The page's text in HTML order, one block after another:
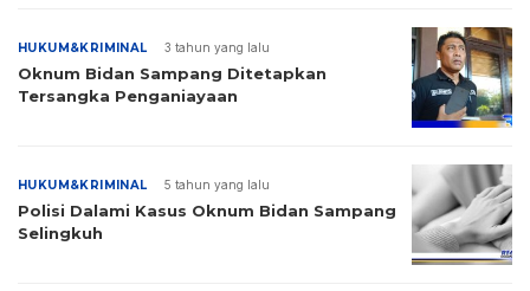
HUKUM&KRIMINAL 3 tahun yang lalu
Oknum Bidan Sampang Ditetapkan
Tersangka Penganiayaan
HUKUM&KRIMINAL 5 tahun yang lalu
Polisi Dalami Kasus Oknum Bidan Sampang
Selingkuh